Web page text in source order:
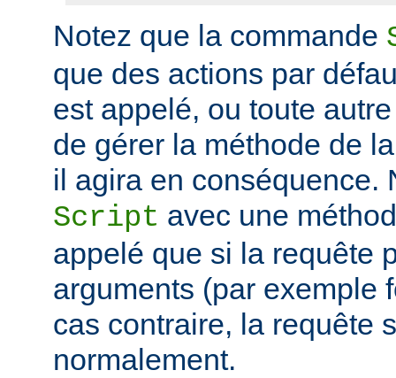
Notez que la commande
que des actions par
est appelé, ou toute
de gérer la méthode de
il agira en conséquence.
Script avec une
appelé que si la requête
arguments (par exemple
cas contraire, la requête
normalement.